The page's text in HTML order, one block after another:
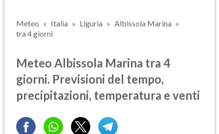
Meteo Italia Liguria
Albissola Marina
tra 4 giorni
Meteo Albissola Marina tra 4
giorni. Previsioni del tempo,
precipitazioni, temperatura e venti